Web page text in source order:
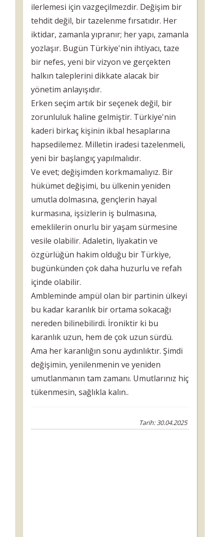
ilerlemesi için vazgeçilmezdir. Değişim bir
tehdit değil, bir tazelenme fırsatıdır. Her
iktidar, zamanla yıpranır; her yapı, zamanla
yozlaşır. Bugün Türkiye'nin ihtiyacı, taze
bir nefes, yeni bir vizyon ve gerçekten
halkın taleplerini dikkate alacak bir
yönetim anlayışıdır.
Erken seçim artık bir seçenek değil, bir
zorunluluk haline gelmiştir. Türkiye'nin
kaderi birkaç kişinin ikbal hesaplarına
hapsedilemez. Milletin iradesi tazelenmeli,
yeni bir başlangıç yapılmalıdır.
Ve evet; değişimden korkmamalıyız. Bir
hükümet değişimi, bu ülkenin yeniden
umutla dolmasına, gençlerin hayal
kurmasına, işsizlerin iş bulmasına,
emeklilerin onurlu bir yaşam sürmesine
vesile olabilir. Adaletin, liyakatin ve
özgürlüğün hakim olduğu bir Türkiye,
bugünkünden çok daha huzurlu ve refah
içinde olabilir.
Ambleminde ampül olan bir partinin ülkeyi
bu kadar karanlık bir ortama sokacağı
nereden bilinebilirdi. İroniktir ki bu
karanlık uzun, hem de çok uzun sürdü.
Ama her karanlığın sonu aydınlıktır. Şimdi
değişimin, yenilenmenin ve yeniden
umutlanmanın tam zamanı. Umutlarınız hiç
tükenmesin, sağlıkla kalın..
Tarih: 30.04.2025